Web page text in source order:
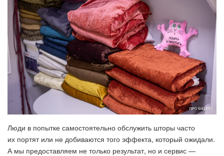
Люди в попытке самостоятельно обслужить шторы часто
их портят или не добиваются того эффекта, который ожидали.
А мы предоставляем не только результат, но и сервис —